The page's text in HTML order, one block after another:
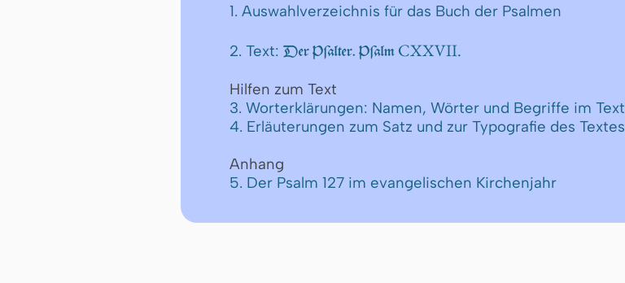
1. Auswahlverzeichnis für das Buch der Psalmen
2. Text: Der Pſalter. Pſalm CXXVII.
Hilfen zum Text
3. Worterklärungen: Namen, Wörter und Begriffe im Text
4. Erläuterungen zum Satz und zur Typografie des Textes
Anhang
5. Der Psalm 127 im evangelischen Kirchenjahr